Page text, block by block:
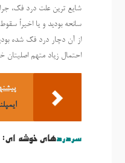
شایع ترین علت درد فک،
سانحه بودید و یا اخیراً
از آن دچار درد فک شده
احتمال زیاد متهم اصلیتان
سردردهای خوشه ای: